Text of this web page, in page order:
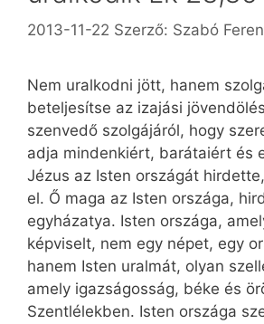
2013-11-22 Szerző: Szabó
Nem uralkodni jött, hanem
beteljesítse az izajási
szenvedő szolgájáról, hogy
adja mindenkiért, barátaiért és
Jézus az Isten országát
el. Ő maga az Isten országa,
egyházatya. Isten országa,
képviselt, nem egy népet, egy
hanem Isten uralmát, olyan
amely igazságosság, béke és
Szentlélekben. Isten országa